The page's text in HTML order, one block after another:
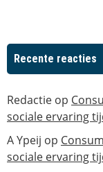
Recente reacties
Redactie op
sociale ervaring
A Ypeij op
sociale ervaring